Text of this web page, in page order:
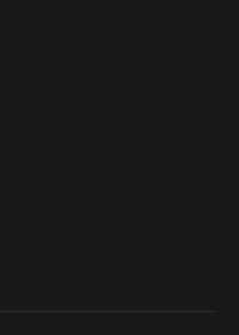
link)
(external link)
(external